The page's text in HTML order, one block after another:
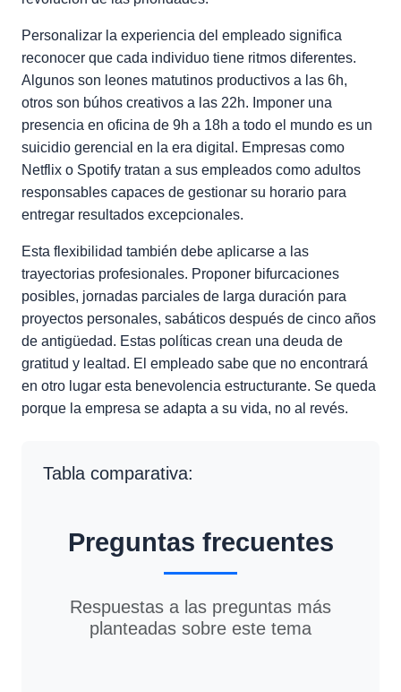
Personalizar la experiencia del empleado significa
reconocer que cada individuo tiene ritmos diferentes.
Algunos son leones matutinos productivos a las 6h,
otros son búhos creativos a las 22h. Imponer una
presencia en oficina de 9h a 18h a todo el mundo es un
suicidio gerencial en la era digital. Empresas como
Netflix o Spotify tratan a sus empleados como adultos
responsables capaces de gestionar su horario para
entregar resultados excepcionales.
Esta flexibilidad también debe aplicarse a las
trayectorias profesionales. Proponer bifurcaciones
posibles, jornadas parciales de larga duración para
proyectos personales, sabáticos después de cinco años
de antigüedad. Estas políticas crean una deuda de
gratitud y lealtad. El empleado sabe que no encontrará
en otro lugar esta benevolencia estructurante. Se queda
porque la empresa se adapta a su vida, no al revés.
Tabla comparativa:
Preguntas frecuentes
Respuestas a las preguntas más
planteadas sobre este tema